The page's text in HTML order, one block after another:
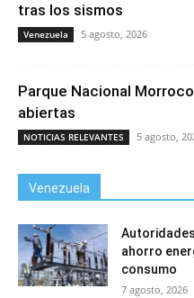
tras los sismos
Venezuela 5 agosto, 2026
Parque Nacional
abiertas
NOTICIAS RELEVANTES 5 agosto,
Venezuela
ahorro
consumo
7 agosto, 2026